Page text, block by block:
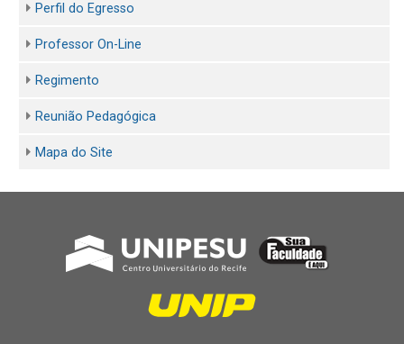
Perfil do Egresso
Professor On-Line
Regimento
Reunião Pedagógica
Mapa do Site